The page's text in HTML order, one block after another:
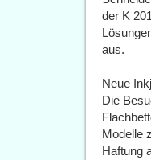
der K
aus.
Neue
Die
Modelle
Haftung